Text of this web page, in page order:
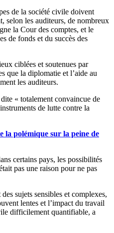
de la société civile doivent
selon les auditeurs, de nombreux
la Cour des comptes, et le
de fonds et du succès des
ciblées et soutenues par
que la diplomatie et l’aide au
les auditeurs.
« totalement convaincue de
de lutte contre la
la polémique sur la peine de
certains pays, les possibilités
pas une raison pour ne pas
sujets sensibles et complexes,
lentes et l’impact du travail
difficilement quantifiable, a